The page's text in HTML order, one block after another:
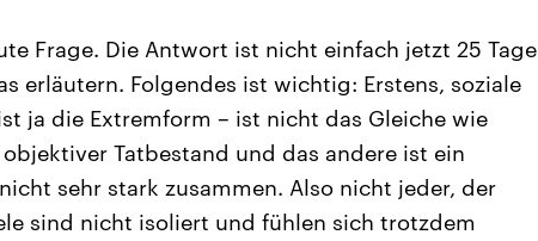
Frage. Die Antwort ist nicht einfach jetzt 25 Tage
erläutern. Folgendes ist wichtig: Erstens, soziale
ja die Extremform – ist nicht das Gleiche wie
Tatbestand und das andere ist ein
sehr stark zusammen. Also nicht jeder, der
sind nicht isoliert und fühlen sich trotzdem